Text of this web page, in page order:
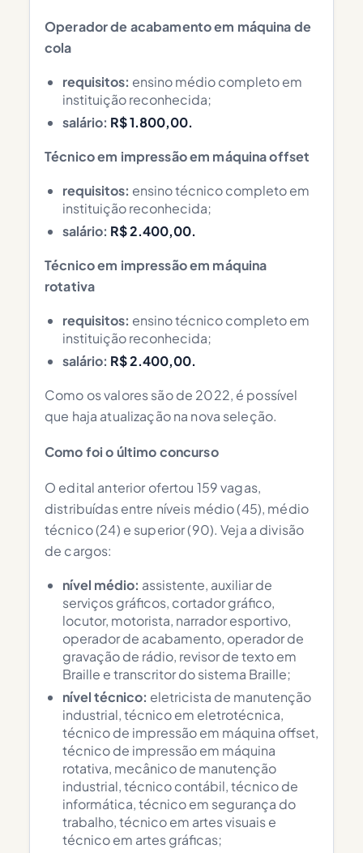
Operador de acabamento em máquina de
cola
requisitos: ensino médio completo em
instituição reconhecida;
salário: R$ 1.800,00.
Técnico em impressão em máquina offset
requisitos: ensino técnico completo em
instituição reconhecida;
salário: R$ 2.400,00.
Técnico em impressão em máquina
rotativa
requisitos: ensino técnico completo em
instituição reconhecida;
salário: R$ 2.400,00.
Como os valores são de 2022, é possível
que haja atualização na nova seleção.
Como foi o último concurso
O edital anterior ofertou 159 vagas,
distribuídas entre níveis médio (45), médio
técnico (24) e superior (90). Veja a divisão
de cargos:
nível médio: assistente, auxiliar de
serviços gráficos, cortador gráfico,
locutor, motorista, narrador esportivo,
operador de acabamento, operador de
gravação de rádio, revisor de texto em
Braille e transcritor do sistema Braille;
nível técnico: eletricista de manutenção
industrial, técnico em eletrotécnica,
técnico de impressão em máquina offset,
técnico de impressão em máquina
rotativa, mecânico de manutenção
industrial, técnico contábil, técnico de
informática, técnico em segurança do
trabalho, técnico em artes visuais e
técnico em artes gráficas;